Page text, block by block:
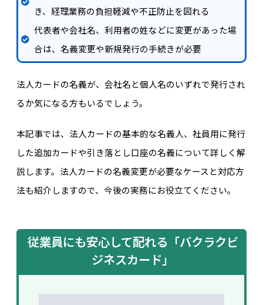
き、経理業務の負担軽減や不正防止を図れる
代表者や会社名、利用者の姓などに変更があった場
合は、名義変更や新規発行の手続きが必要
法人カードの名義が、会社名と個人名のいずれで発行され
るか気になる方もいるでしょう。
本記事では、法人カードの基本的な名義人、社員用に発行
した追加カードや引き落とし口座の名義について詳しく解
説します。法人カードの名義変更が必要なケースと対応方
法も紹介しますので、今後の実務にお役立てください。
従業員にも安心して配れる「バクラクビ
ジネスカード」